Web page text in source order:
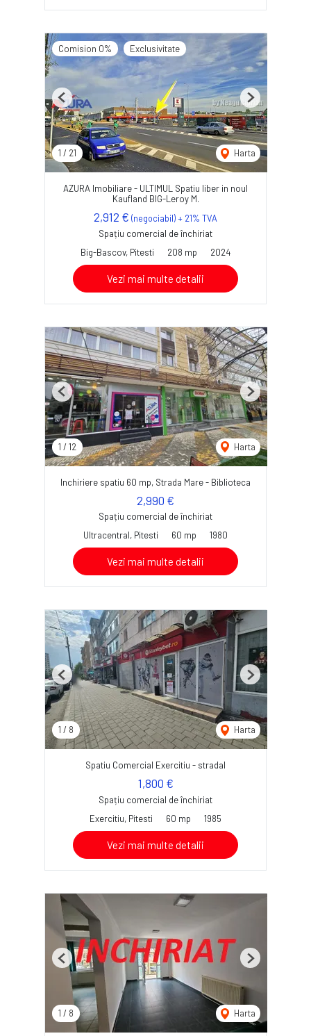
Comision 0% Exclusivitate
1 / 21 Harta
Previous Next
AZURA Imobiliare - ULTIMUL Spatiu liber in noul
Kaufland BIG-Leroy M.
2,912 € (negociabil) + 21% TVA
Spațiu comercial de închiriat
Big-Bascov, Pitesti
208 mp 2024
Vezi mai multe detalii
1 / 12 Harta
Previous Next
Inchiriere spatiu 60 mp, Strada Mare - Biblioteca
2,990 €
Spațiu comercial de închiriat
Ultracentral, Pitesti
60 mp 1980
Vezi mai multe detalii
1 / 8 Harta
Previous Next
Spatiu Comercial Exercitiu - stradal
1,800 €
Spațiu comercial de închiriat
Exercitiu, Pitesti
60 mp 1985
Vezi mai multe detalii
1 / 8 Harta
Previous Next